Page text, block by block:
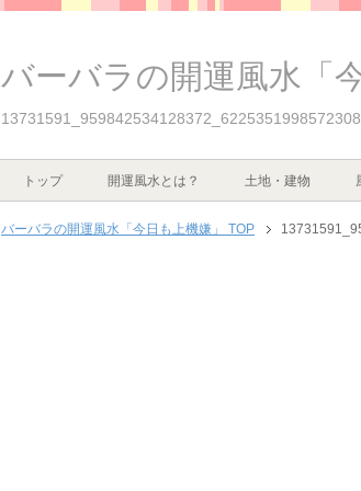
バーバラの開運風水「
トップ 開運風水とは？ 土地・建物
バーバラの開運風水「今日も上機嫌」 TOP